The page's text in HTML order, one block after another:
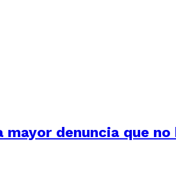
denuncia que